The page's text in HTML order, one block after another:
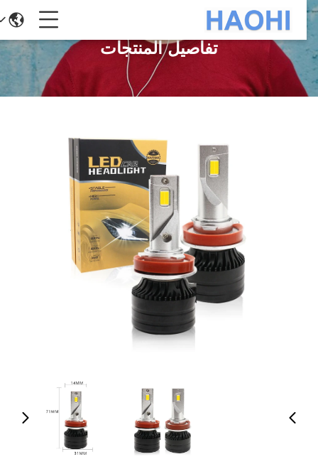
تفاصيل المنتجات